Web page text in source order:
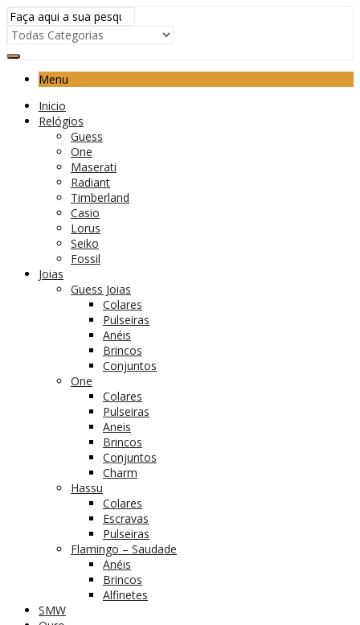
Menu
Inicio
Relógios
Guess
One
Maserati
Radiant
Timberland
Casio
Lorus
Seiko
Fossil
Joias
Guess Joias
Colares
Pulseiras
Anéis
Brincos
Conjuntos
One
Colares
Pulseiras
Aneis
Brincos
Conjuntos
Charm
Hassu
Colares
Escravas
Pulseiras
Flamingo – Saudade
Anéis
Brincos
Alfinetes
SMW